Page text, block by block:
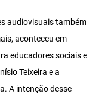
audiovisuais também
aconteceu em
educadores sociais e
Teixeira e a
A intenção desse